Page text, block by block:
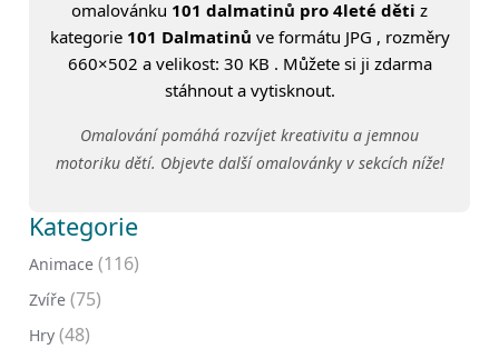
omalovánku 101 dalmatinů pro 4leté děti z
kategorie 101 Dalmatinů ve formátu JPG , rozměry
660×502 a velikost: 30 KB . Můžete si ji zdarma
stáhnout a vytisknout.
Omalování pomáhá rozvíjet kreativitu a jemnou
motoriku dětí. Objevte další omalovánky v sekcích níže!
Kategorie
Animace (116)
Zvíře (75)
Hry (48)